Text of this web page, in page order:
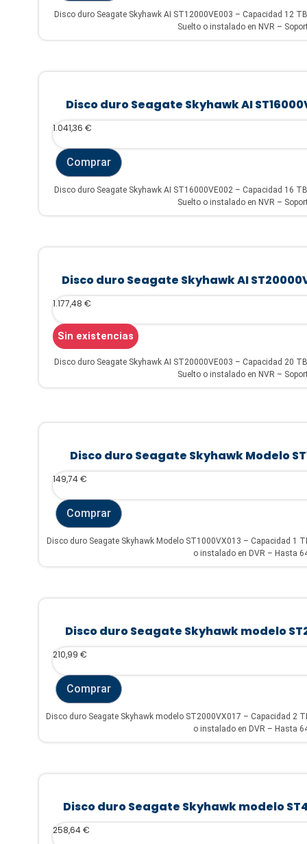
Disco duro Seagate Skyhawk AI ST12000VE003 – Capacidad 12
Suelto o instalado en NVR –
Disco duro Seagate Skyhawk AI
1.041,36 €
Comprar
Disco duro Seagate Skyhawk AI ST16000VE002 – Capacidad 16
Suelto o instalado en NVR –
Disco duro Seagate Skyhawk AI
1.177,48 €
Sin existencias
Disco duro Seagate Skyhawk AI ST20000VE003 – Capacidad 20
Suelto o instalado en NVR –
Disco duro Seagate Skyhawk Modelo
149,74€
Comprar
Disco duro Seagate Skyhawk Modelo ST1000VX013 – Capacidad 1
o instalado en DVR – Hasta
Disco duro Seagate Skyhawk modelo
210,99 €
Comprar
Disco duro Seagate Skyhawk modelo ST2000VX017 – Capacidad 2
o instalado en DVR – Hasta
Disco duro Seagate Skyhawk modelo
258,64€